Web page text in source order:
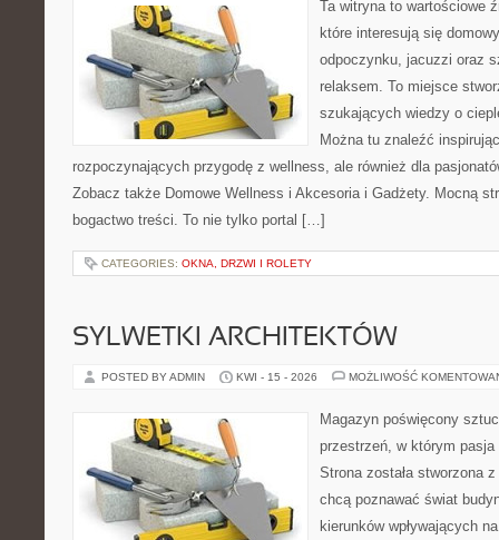
Ta witryna to wartościowe
które interesują się
odpoczynku, jacuzzi oraz
relaksem. To miejsce
szukających wiedzy o
Można tu znaleźć
rozpoczynających przygodę z wellness, ale również dla
Zobacz także Domowe Wellness i Akcesoria i Gadżety. Mocną
bogactwo treści. To nie tylko portal […]
CATEGORIES: OKNA, DRZWI I ROLETY
SYLWETKI ARCHITEKTÓW
POSTED BY ADMIN KWI - 15 - 2026 MOŻLIWOŚĆ
Magazyn poświęcony
przestrzeń, w którym
Strona została stworzona
chcą poznawać świat
kierunków wpływających